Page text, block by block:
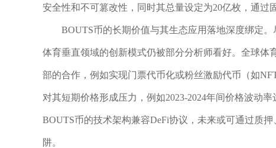
安全性和不可篡改性，同时其总量设定为20亿枚，通过
BOUTS币的长期价值与其生态应用落地深度绑定
体育垂直领域的创新模式仍被部分分析师看好。全球
部的合作，例如实现门票代币化或粉丝激励代币（如
对其短期价格形成压力，例如2023-2024年间价格波动
BOUTS币的技术架构兼容DeFi协议，未来或可通过质
阱。